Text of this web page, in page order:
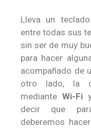
Lleva un
entre todas sus
sin ser de muy
para hacer
acompañado de
otro lado, la
medianteWi-Fi
decir que
deberemos